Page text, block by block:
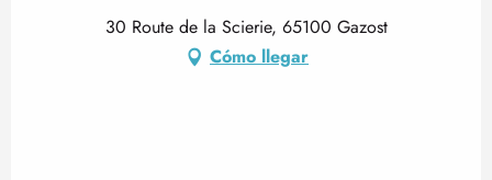
30 Route de la Scierie, 65100 Gazost
Cómo llegar